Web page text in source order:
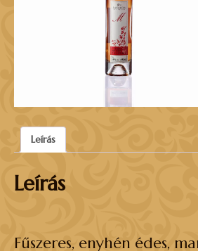
Leírás
Leírás
Fűszeres, enyhén édes,